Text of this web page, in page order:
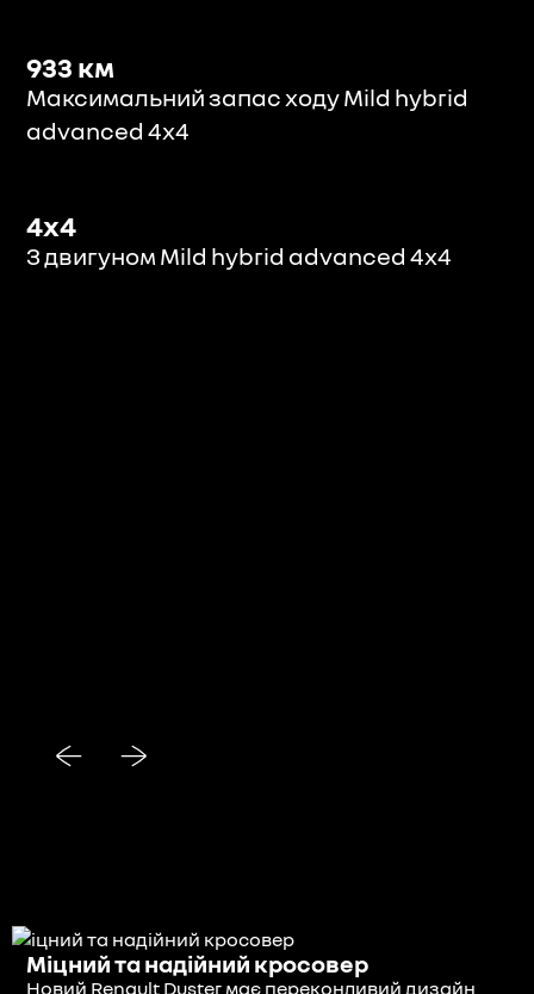
933 км
Максимальний запас ходу Mild hybrid
advanced 4x4
4x4
З двигуном Mild hybrid advanced 4x4
Міцний та надійний кросовер
Новий Renault Duster має переконливий дизайн